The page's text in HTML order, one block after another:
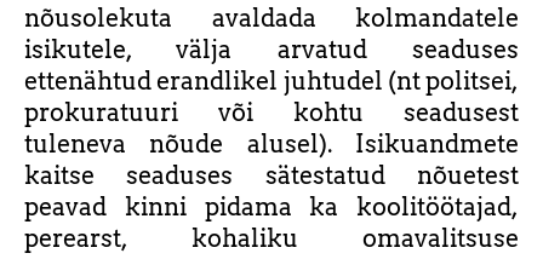
nõusolekuta avaldada kolmandatele
isikutele, välja arvatud seaduses
ettenähtud erandlikel juhtudel (nt politsei,
prokuratuuri või kohtu seadusest
tuleneva nõude alusel). Isikuandmete
kaitse seaduses sätestatud nõuetest
peavad kinni pidama ka koolitöötajad,
perearst, kohaliku omavalitsuse